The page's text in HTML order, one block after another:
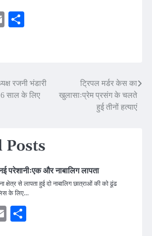
Email
रजनी भंडारी
साल के लिए
ट्रिपल मर्डर केस का
खुलासाःप्रेम प्रसंग के चलते
हुई तीनों हत्याएं
Posts
परेशानीःएक और नाबालिग लापता
क्षेत्र से लापता हुई दो नाबालिग छात्राओं की को ढूंढ
के लिए…
Email